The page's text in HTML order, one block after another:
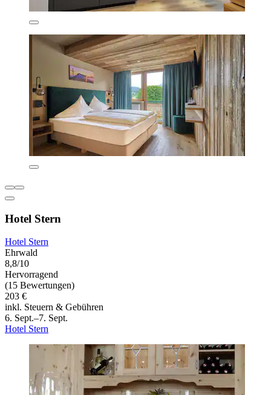
Hotel Stern
Hotel Stern
Ehrwald
8,8/10
Hervorragend
(15 Bewertungen)
203 €
inkl. Steuern & Gebühren
6. Sept.–7. Sept.
Hotel Stern